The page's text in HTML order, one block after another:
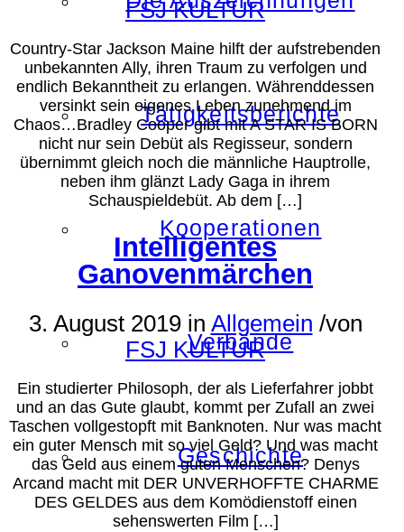
Tätigkeitsberichte
Kooperationen
Verbände
Geschichte
FSJ KULTUR
Country-Star Jackson Maine hilft der aufstrebenden
unbekannten Ally, ihren Traum zu verfolgen und
endlich Bekanntheit zu erlangen. Währenddessen
versinkt sein eigenes Leben zunehmend im
Chaos…Bradley Cooper gibt mit A STAR IS BORN
nicht nur sein Debüt als Regisseur, sondern
übernimmt gleich noch die männliche Hauptrolle,
neben ihm glänzt Lady Gaga in ihrem
Schauspieldebüt. Ab dem […]
Intelligentes
Ganovenmärchen
3. August 2019 in Allgemein /von
FSJ KULTUR
Ein studierter Philosoph, der als Lieferfahrer jobbt
und an das Gute glaubt, kommt per Zufall an zwei
Taschen vollgestopft mit Banknoten. Nur was macht
ein guter Mensch mit so viel Geld? Und was macht
das Geld aus einem guten Menschen? Denys
Arcand macht mit DER UNVERHOFFTE CHARME
DES GELDES aus dem Komödienstoff einen
sehenswerten Film […]